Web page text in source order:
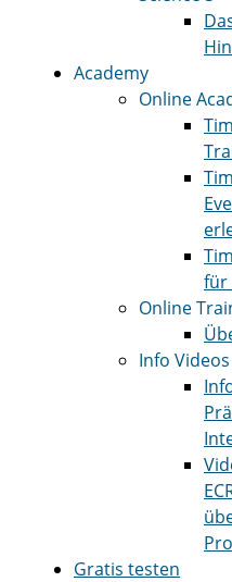
Academy
Online
für
Online
Info Videos
Gratis testen